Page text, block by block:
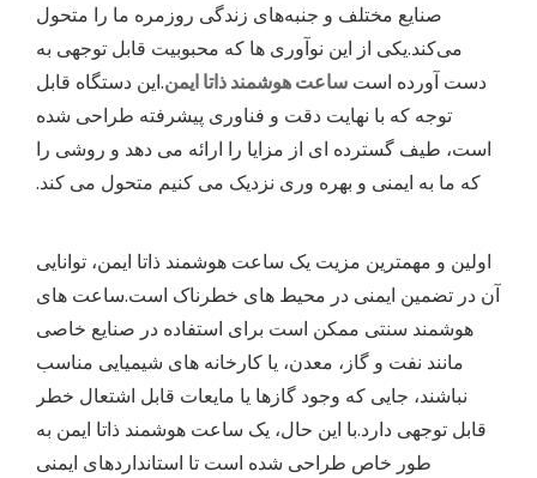
صنایع مختلف و جنبه‌های زندگی روزمره ما را متحول
می‌کند.یکی از این نوآوری ها که محبوبیت قابل توجهی به
دست آورده است ساعت هوشمند ذاتا ایمن.این دستگاه قابل
توجه که با نهایت دقت و فناوری پیشرفته طراحی شده
است، طیف گسترده ای از مزایا را ارائه می دهد و روشی را
که ما به ایمنی و بهره وری نزدیک می کنیم متحول می کند.
اولین و مهمترین مزیت یک ساعت هوشمند ذاتا ایمن، توانایی
آن در تضمین ایمنی در محیط های خطرناک است.ساعت های
هوشمند سنتی ممکن است برای استفاده در صنایع خاصی
مانند نفت و گاز، معدن، یا کارخانه های شیمیایی مناسب
نباشند، جایی که وجود گازها یا مایعات قابل اشتعال خطر
قابل توجهی دارد.با این حال، یک ساعت هوشمند ذاتا ایمن به
طور خاص طراحی شده است تا استانداردهای ایمنی